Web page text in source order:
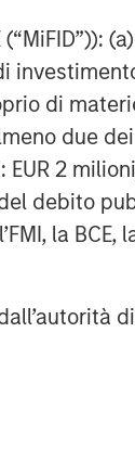
di
due
2
debito
la BCE,